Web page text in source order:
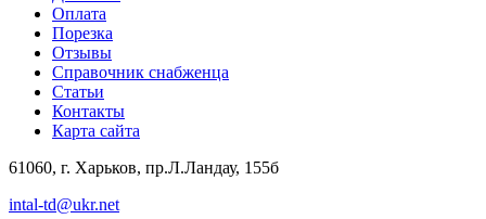
Оплата
Порезка
Отзывы
Справочник снабженца
Статьи
Контакты
Карта сайта
61060, г. Харьков, пр.Л.Ландау, 155б
intal-td@ukr.net